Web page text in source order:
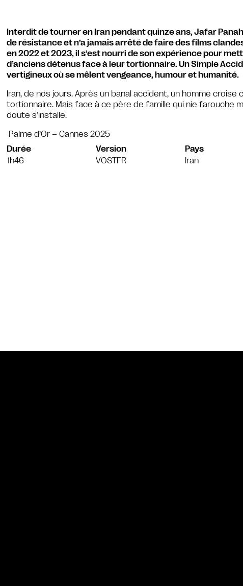
Interdit de tourner en Iran pendant quinze ans, Jafar
de résistance et n’a jamais arrêté de faire des films
en 2022 et 2023, il s’est nourri de son expérience pour
d’anciens détenus face à leur tortionnaire. Un Simple
vertigineux où se mêlent vengeance, humour et humanité.
Iran, de nos jours. Après un banal accident, un homme croise
tortionnaire. Mais face à ce père de famille qui nie farouche
doute s’installe.
Palme d’Or – Cannes 2025
Durée
1h46
Version
VOSTFR
Pays
Iran